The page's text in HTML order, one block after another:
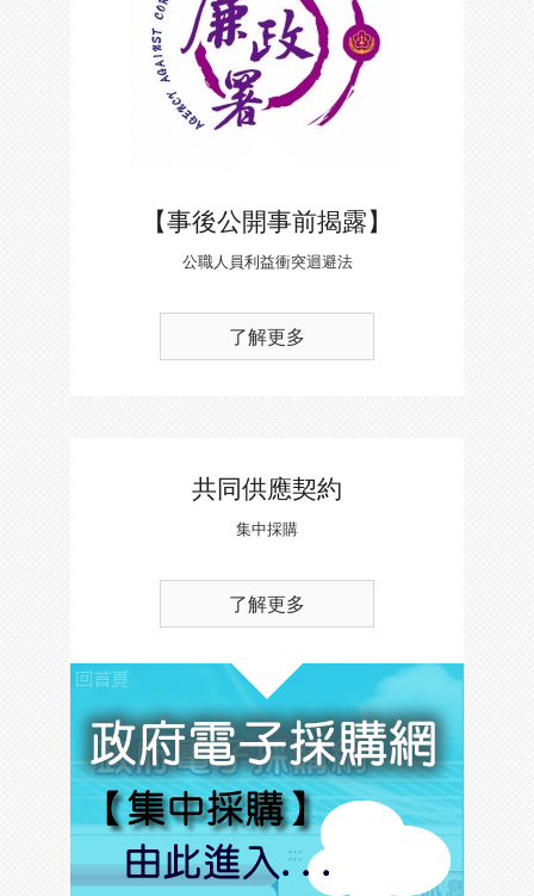
【事後公開事前揭露】
公職人員利益衝突迴避法
了解更多
共同供應契約
集中採購
了解更多